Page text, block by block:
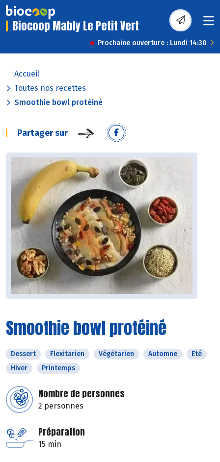
Biocoop Mably Le Petit Vert
Prochaine ouverture : Lundi 14:30
Accueil
Toutes nos recettes
Smoothie bowl protéiné
Partager sur
Smoothie bowl protéiné
Dessert Flexitarien Végétarien Automne
Eté
Hiver
Printemps
Nombre de personnes
2 personnes
Préparation
15 min